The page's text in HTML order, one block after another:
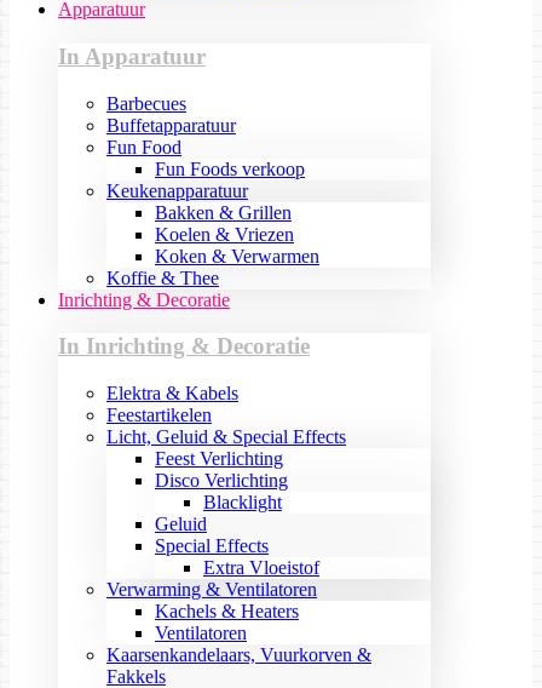
Apparatuur
In Apparatuur
Barbecues
Buffetapparatuur
Fun Food
Fun Foods verkoop
Keukenapparatuur
Bakken & Grillen
Koelen & Vriezen
Koken & Verwarmen
Koffie & Thee
Inrichting & Decoratie
In Inrichting & Decoratie
Elektra & Kabels
Feestartikelen
Licht, Geluid & Special Effects
Feest Verlichting
Disco Verlichting
Blacklight
Geluid
Special Effects
Extra Vloeistof
Verwarming & Ventilatoren
Kachels & Heaters
Ventilatoren
Kaarsenkandelaars, Vuurkorven &
Fakkels